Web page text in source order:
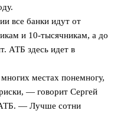
все банки идут от
и 10-тысячникам, а до
АТБ здесь идет в
местах понемногу,
— говорит Сергей
АТБ. — Лучше сотни